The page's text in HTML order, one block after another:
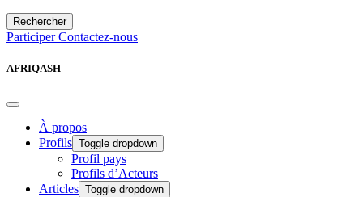
Rechercher
ParticiperContactez-nous
AFRIQASH
À propos
Profils Toggle dropdown
Profil pays
Profils d’Acteurs
Articles Toggle dropdown